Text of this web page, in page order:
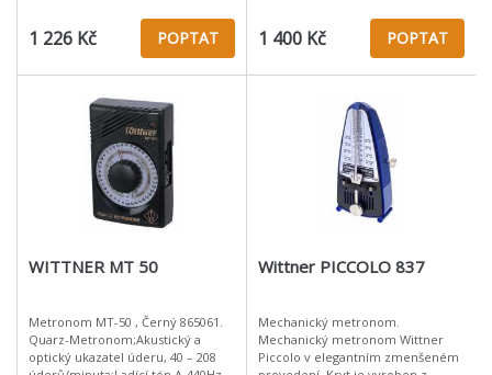
1 226 Kč POPTAT 1 400 Kč POPTAT
WITTNER MT 50
Metronom MT-50 , Černý 865061.
Quarz-Metronom;Akustický a
optický ukazatel úderu, 40 – 208
Wittner PICCOLO 837
Mechanický metronom.
Mechanický metronom Wittner
Piccolo v elegantním zmenšeném